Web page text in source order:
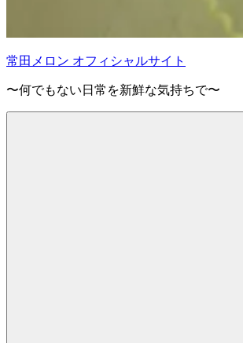
常田メロン オフィシャルサイト
〜何でもない日常を新鮮な気持ちで〜